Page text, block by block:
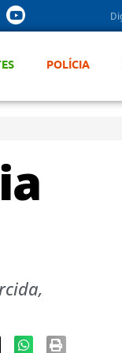
POLÍCIA